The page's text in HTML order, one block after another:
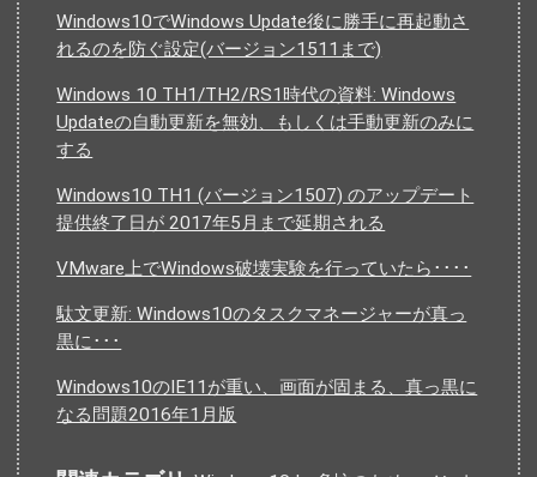
Windows10でWindows Update後に勝手に再起動さ
れるのを防ぐ設定(バージョン1511まで)
Windows 10 TH1/TH2/RS1時代の資料: Windows
Updateの自動更新を無効、もしくは手動更新のみに
する
Windows10 TH1 (バージョン1507) のアップデート
提供終了日が 2017年5月まで延期される
VMware上でWindows破壊実験を行っていたら････
駄文更新: Windows10のタスクマネージャーが真っ
黒に･･･
Windows10のIE11が重い、画面が固まる、真っ黒に
なる問題2016年1月版